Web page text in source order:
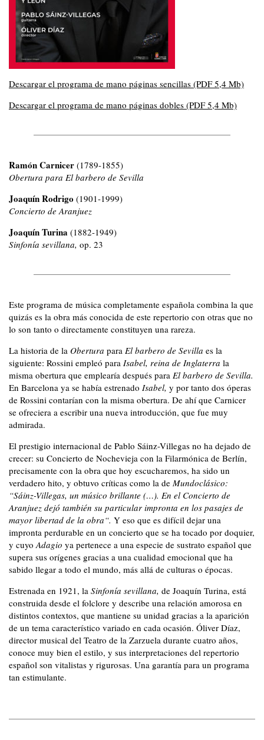
Descargar el programa de mano páginas sencillas (PDF 5,4 Mb)
Descargar el programa de mano páginas dobles (PDF 5,4 Mb)
Ramón Carnicer (1789-1855)
Obertura para El barbero de Sevilla
Joaquín Rodrigo (1901-1999)
Concierto de Aranjuez
Joaquín Turina (1882-1949)
Sinfonía sevillana, op. 23
Este programa de música completamente española combina la que
quizás es la obra más conocida de este repertorio con otras que no
lo son tanto o directamente constituyen una rareza.
La historia de la Obertura para El barbero de Sevilla es la
siguiente: Rossini empleó para Isabel, reina de Inglaterra la
misma obertura que emplearía después para El barbero de Sevilla.
En Barcelona ya se había estrenado Isabel, y por tanto dos óperas
de Rossini contarían con la misma obertura. De ahí que Carnicer
se ofreciera a escribir una nueva introducción, que fue muy
admirada.
El prestigio internacional de Pablo Sáinz-Villegas no ha dejado de
crecer: su Concierto de Nochevieja con la Filarmónica de Berlín,
precisamente con la obra que hoy escucharemos, ha sido un
verdadero hito, y obtuvo críticas como la de Mundoclásico:
“Sáinz-Villegas, un músico brillante (…). En el Concierto de
Aranjuez dejó también su particular impronta en los pasajes de
mayor libertad de la obra“. Y eso que es difícil dejar una
impronta perdurable en un concierto que se ha tocado por doquier,
y cuyo Adagio ya pertenece a una especie de sustrato español que
supera sus orígenes gracias a una cualidad emocional que ha
sabido llegar a todo el mundo, más allá de culturas o épocas.
Estrenada en 1921, la Sinfonía sevillana, de Joaquín Turina, está
construida desde el folclore y describe una relación amorosa en
distintos contextos, que mantiene su unidad gracias a la aparición
de un tema característico variado en cada ocasión. Óliver Díaz,
director musical del Teatro de la Zarzuela durante cuatro años,
conoce muy bien el estilo, y sus interpretaciones del repertorio
español son vitalistas y rigurosas. Una garantía para un programa
tan estimulante.